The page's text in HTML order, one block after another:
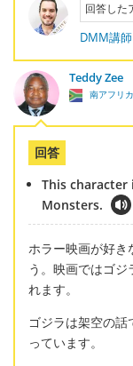
回答した
DMM講
Teddy Zee
南アフリカ
回答
This character
Monsters.
ホラー映画が好き
う。映画ではゴ
れます。
ゴジラは架空の話
っています。